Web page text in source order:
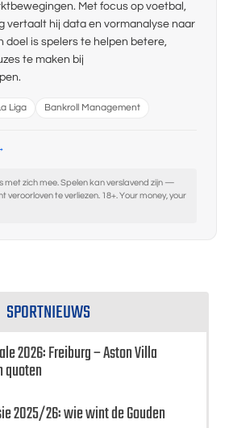
Met focus op voetbal,
vertaalt hij data en vormanalyse naar
doel is spelers te helpen betere,
te maken bij
Liga Bankroll Management
met zich mee. Spelen kan verslavend zijn —
veroorloven te verliezen. 18+. Your money, your
SPORTNIEUWS
2026: Freiburg – Aston Villa
quoten
2025/26: wie wint de Gouden